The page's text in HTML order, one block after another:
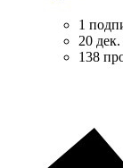
1
20
138